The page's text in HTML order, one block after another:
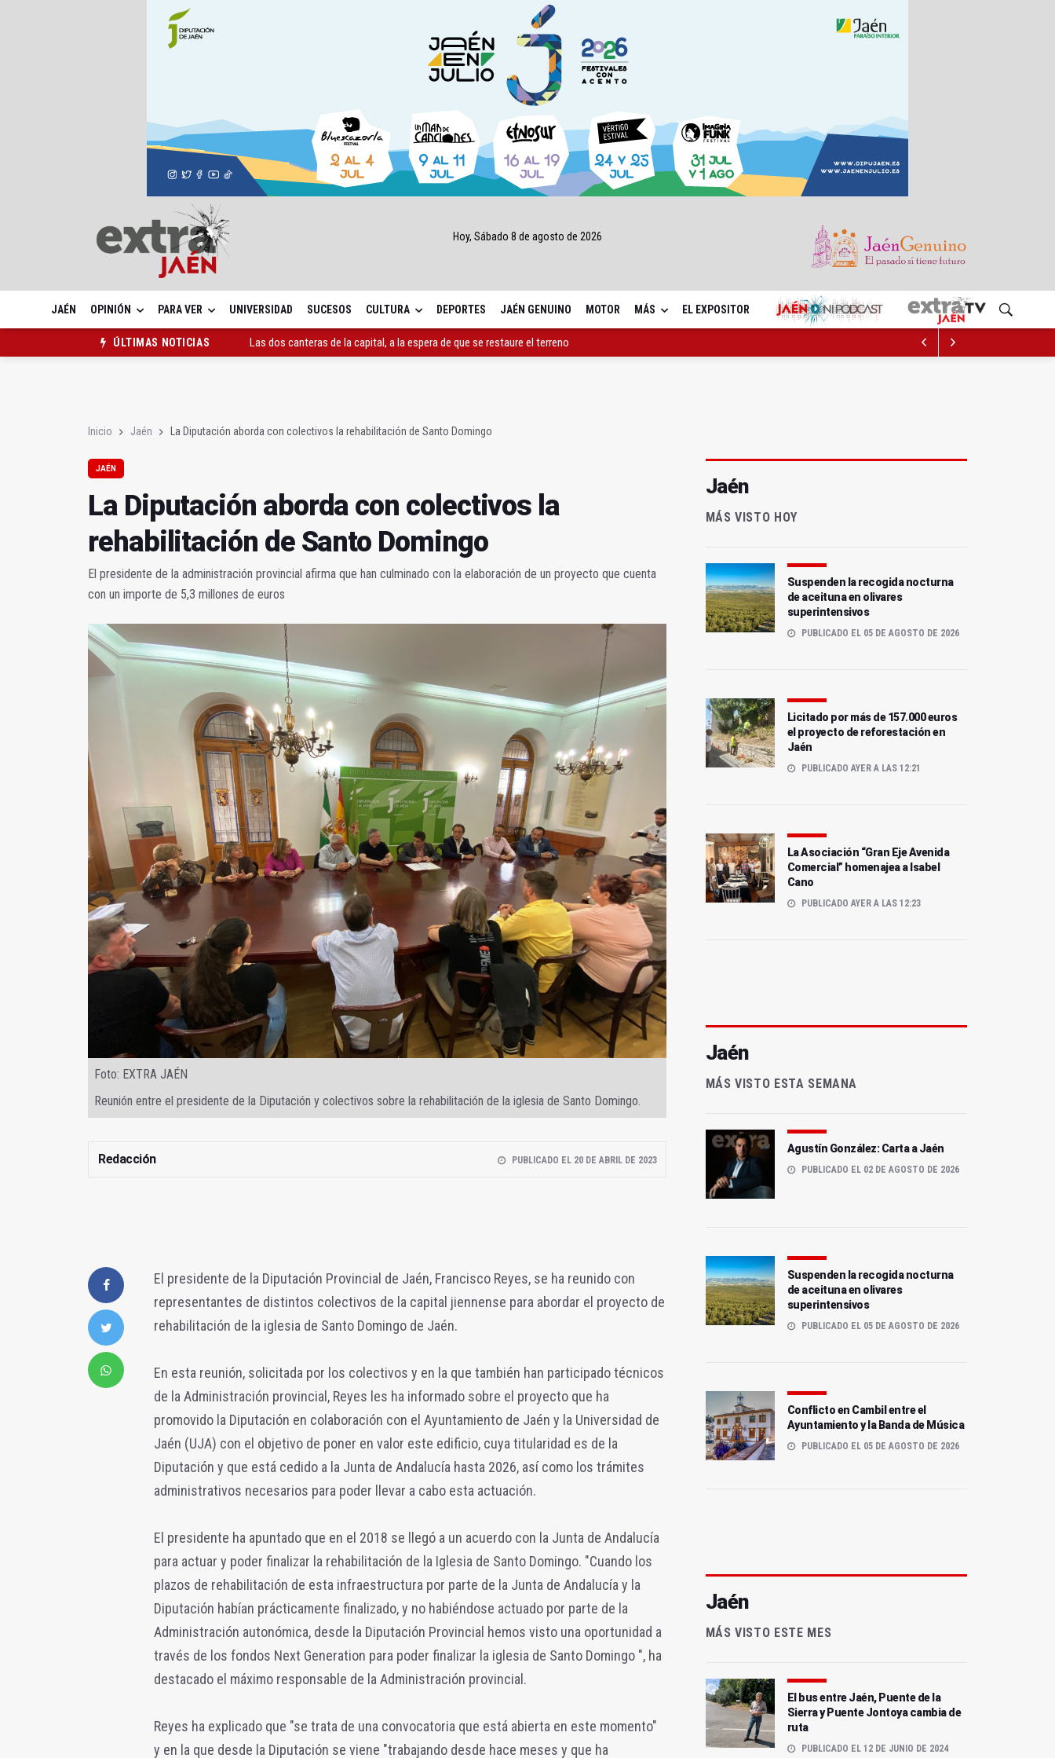
Hoy, Sábado 8 de agosto de 2026
JAÉN OPINIÓN PARA VER UNIVERSIDAD SUCESOS CULTURA DEPORTES JAÉN GENUINO MOTOR MÁS EL EXPOSITOR
ÚLTIMAS NOTICIAS
Las dos canteras de la capital, a la espera de que se restaure el terreno
Inicio Jaén La Diputación aborda con colectivos la rehabilitación de Santo Domingo
JAÉN
La Diputación aborda con colectivos la
rehabilitación de Santo Domingo
El presidente de la administración provincial afirma que han culminado con la elaboración de un proyecto que cuenta
con un importe de 5,3 millones de euros
Foto: EXTRA JAÉN
Reunión entre el presidente de la Diputación y colectivos sobre la rehabilitación de la iglesia de Santo Domingo.
Redacción PUBLICADO EL 20 DE ABRIL DE 2023
El presidente de la Diputación Provincial de Jaén, Francisco Reyes, se ha reunido con
representantes de distintos colectivos de la capital jiennense para abordar el proyecto de
rehabilitación de la iglesia de Santo Domingo de Jaén.
En esta reunión, solicitada por los colectivos y en la que también han participado técnicos
de la Administración provincial, Reyes les ha informado sobre el proyecto que ha
promovido la Diputación en colaboración con el Ayuntamiento de Jaén y la Universidad de
Jaén (UJA) con el objetivo de poner en valor este edificio, cuya titularidad es de la
Diputación y que está cedido a la Junta de Andalucía hasta 2026, así como los trámites
administrativos necesarios para poder llevar a cabo esta actuación.
El presidente ha apuntado que en el 2018 se llegó a un acuerdo con la Junta de Andalucía
para actuar y poder finalizar la rehabilitación de la Iglesia de Santo Domingo. "Cuando los
plazos de rehabilitación de esta infraestructura por parte de la Junta de Andalucía y la
Diputación habían prácticamente finalizado, y no habiéndose actuado por parte de la
Administración autonómica, desde la Diputación Provincial hemos visto una oportunidad a
través de los fondos Next Generation para poder finalizar la iglesia de Santo Domingo ", ha
destacado el máximo responsable de la Administración provincial.
Reyes ha explicado que "se trata de una convocatoria que está abierta en este momento"
y en la que desde la Diputación se viene "trabajando desde hace meses y que ha
Jaén
MÁS VISTO HOY
Suspenden la recogida nocturna
de aceituna en olivares
superintensivos
PUBLICADO EL 05 DE AGOSTO DE 2026
Licitado por más de 157.000 euros
el proyecto de reforestación en
Jaén
PUBLICADO AYER A LAS 12:21
La Asociación “Gran Eje Avenida
Comercial” homenajea a Isabel
Cano
PUBLICADO AYER A LAS 12:23
Jaén
MÁS VISTO ESTA SEMANA
Agustín González: Carta a Jaén
PUBLICADO EL 02 DE AGOSTO DE 2026
Suspenden la recogida nocturna
de aceituna en olivares
superintensivos
PUBLICADO EL 05 DE AGOSTO DE 2026
Conflicto en Cambil entre el
Ayuntamiento y la Banda de Música
PUBLICADO EL 05 DE AGOSTO DE 2026
Jaén
MÁS VISTO ESTE MES
El bus entre Jaén, Puente de la
Sierra y Puente Jontoya cambia de
ruta
PUBLICADO EL 12 DE JUNIO DE 2024